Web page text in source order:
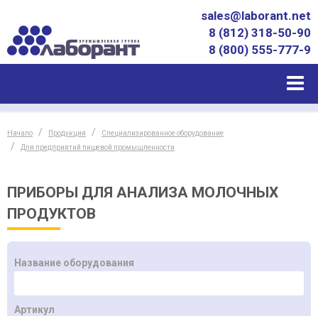
sales@laborant.net
8 (812) 318-50-90
8 (800) 555-777-9
Начало Продукция
Специализированное оборудование
Для предприятий пищевой промышленности
ПРИБОРЫ ДЛЯ АНАЛИЗА МОЛОЧНЫХ
ПРОДУКТОВ
Название оборудования
Артикул